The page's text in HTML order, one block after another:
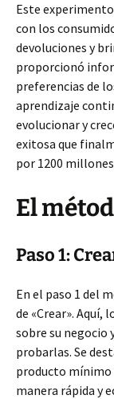
Este
con los
devoluciones y
proporcionó
preferencias de
aprendizaje
evolucionar y
exitosa que
por 1200
El
Paso 1:
En el paso 1 del
de «Crear».
sobre su negocio
probarlas. Se
producto mínimo
manera rápida y